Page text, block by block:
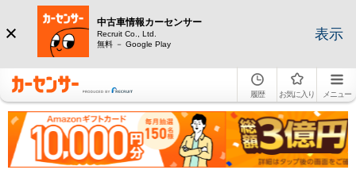
中古車情報カーセンサー
Recruit Co., Ltd.
無料 － Google Play
表示
履歴 お気に入り メニュー